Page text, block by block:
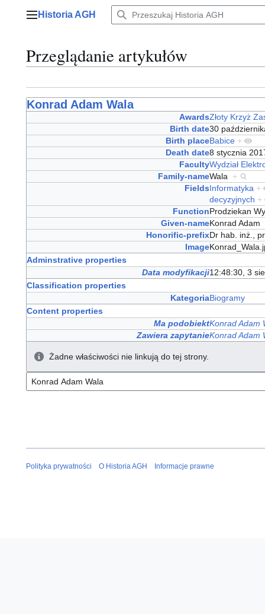
Menu główne
Historia AGH
Przeglądanie artykułów
Konrad Adam Wala
AwardsZłoty Krzyż
Birth date30
Birth placeBabice +
Death date8 stycznia
FacultyWydział
Family-nameWala +
FieldsInformatyka +
decyzyjnych +
FunctionProdziekan
Given-nameKonrad Adam
Honorific-prefixDr hab. inż.,
Image
Adminstrative properties
Data modyfikacji12:48:30, 3
Classification properties
KategoriaBiogramy
Content properties
Ma podobiektKonrad Adam
Zawiera zapytanieKonrad Adam
Żadne właściwości nie linkują do tej strony.
Polityka prywatności O Historia AGH Informacje prawne